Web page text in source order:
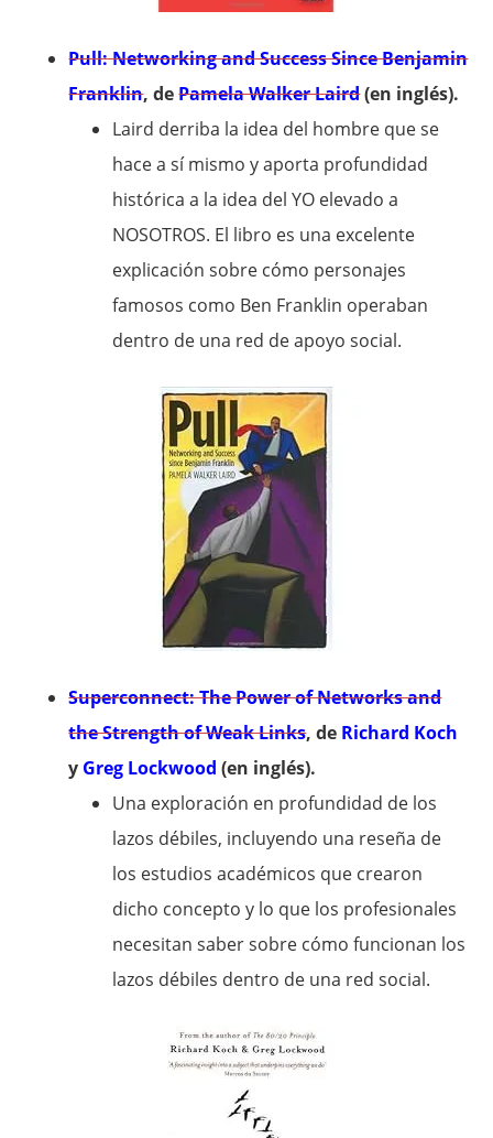
Pull: Networking and Success Since Benjamin
Franklin, dePamela Walker Laird(en inglés).
Laird derriba la idea del hombre que se
hace a sí mismo y aporta profundidad
histórica a la idea del YO elevado a
NOSOTROS. El libro es una excelente
explicación sobre cómo personajes
famosos como Ben Franklin operaban
dentro de una red de apoyo social.
Superconnect: The Power of Networks and
the Strength of Weak Links, de Richard Koch
y Greg Lockwood (en inglés).
Una exploración en profundidad de los
lazos débiles, incluyendo una reseña de
los estudios académicos que crearon
dicho concepto y lo que los profesionales
necesitan saber sobre cómo funcionan los
lazos débiles dentro de una red social.